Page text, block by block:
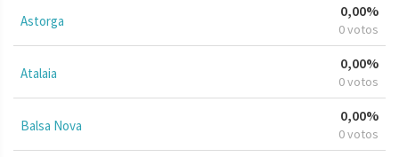
Astorga
0,00%
0 votos
Atalaia
0,00%
0 votos
Balsa Nova
0,00%
0 votos